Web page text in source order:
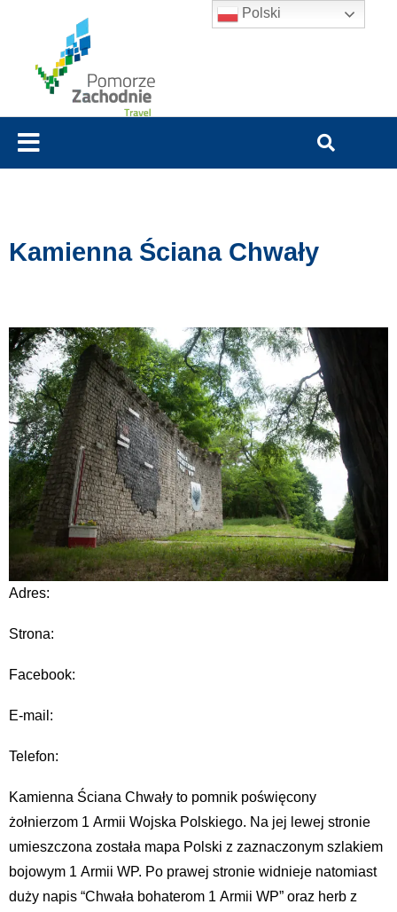
Kamienna Ściana Chwały
Adres:
Strona:
Facebook:
E-mail:
Telefon:
Kamienna Ściana Chwały to pomnik poświęcony
żołnierzom 1 Armii Wojska Polskiego. Na jej lewej stronie
umieszczona została mapa Polski z zaznaczonym szlakiem
bojowym 1 Armii WP. Po prawej stronie widnieje natomiast
duży napis “Chwała bohaterom 1 Armii WP” oraz herb z
Polski